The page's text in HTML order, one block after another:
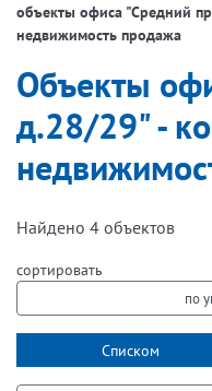
объекты офиса "Средний
недвижимость продажа
Объекты
д.28/29" -
Найдено 4 объектов
сортировать
по
Списком